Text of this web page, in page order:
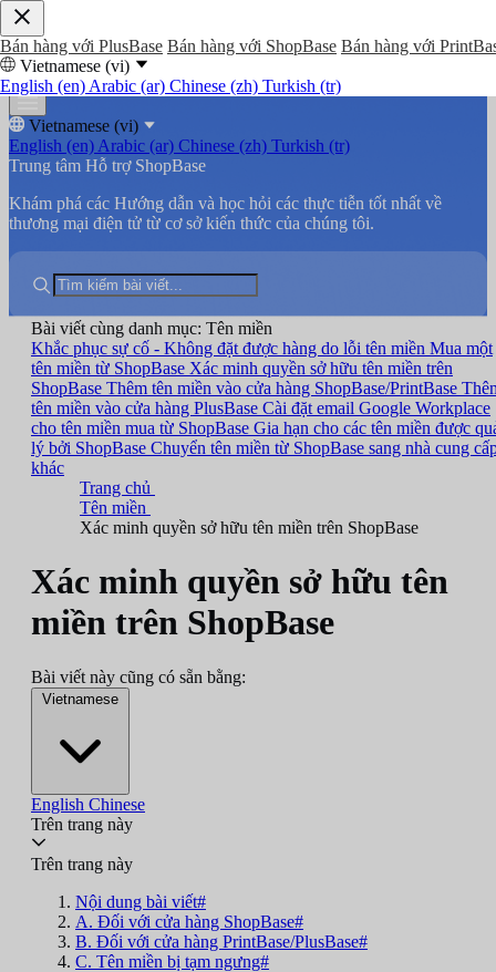
Bán hàng với PlusBase Bán hàng với ShopBase Bán hàng với
Vietnamese (vi)
English (en) Arabic (ar) Chinese (zh) Turkish (tr)
Vietnamese (vi)
English (en) Arabic (ar) Chinese (zh) Turkish (tr)
Trung tâm Hỗ trợ ShopBase
Khám phá các Hướng dẫn và học hỏi các thực tiễn tốt nhất về
thương mại điện tử từ cơ sở kiến thức của chúng tôi.
Bài viết cùng danh mục: Tên miền
Khắc phục sự cố - Không đặt được hàng do lỗi tên miền Mua một
tên miền từ ShopBase Xác minh quyền sở hữu tên miền trên
ShopBase Thêm tên miền vào cửa hàng ShopBase/PrintBase
tên miền vào cửa hàng PlusBase Cài đặt email Google Workplace
cho tên miền mua từ ShopBase Gia hạn cho các tên miền được
lý bởi ShopBase Chuyển tên miền từ ShopBase sang nhà cung
khác
Trang chủ
Tên miền
Xác minh quyền sở hữu tên miền trên ShopBase
Xác minh quyền sở hữu tên
miền trên ShopBase
Bài viết này cũng có sẵn bằng:
Vietnamese
English Chinese
Trên trang này
Trên trang này
Nội dung bài viết#
A. Đối với cửa hàng ShopBase#
B. Đối với cửa hàng PrintBase/PlusBase#
C. Tên miền bị tạm ngưng#